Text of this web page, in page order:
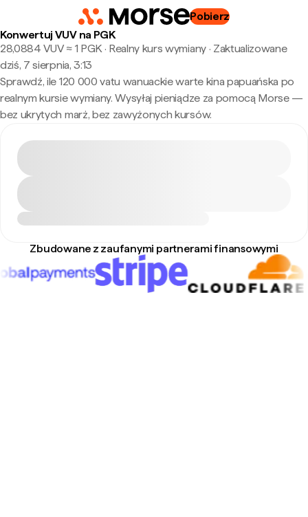
Pobierz
Konwertuj VUV na PGK
28,0884 VUV ≈ 1 PGK · Realny kurs wymiany· Zaktualizowane
dziś, 7 sierpnia, 3:13
Sprawdź, ile 120 000 vatu wanuackie warte kina papuańska po
realnym kursie wymiany. Wysyłaj pieniądze za pomocą Morse —
bez ukrytych marż, bez zawyżonych kursów.
Zbudowane z zaufanymi partnerami finansowymi